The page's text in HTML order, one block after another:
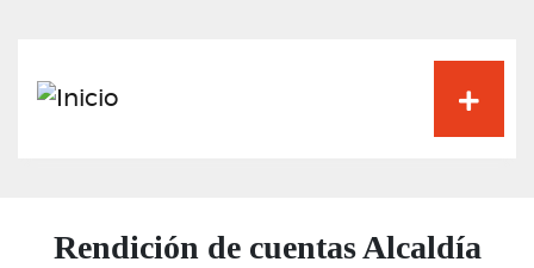
Rendición de cuentas Alcaldía